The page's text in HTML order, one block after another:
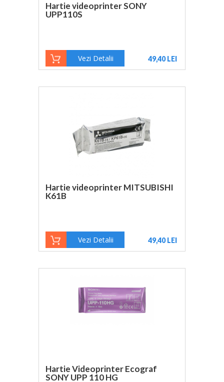
Hartie videoprinter SONY
UPP110S
Vezi Detalii 49,40 LEI
Hartie videoprinter MITSUBISHI
K61B
Vezi Detalii 49,40 LEI
Hartie Videoprinter Ecograf
SONY UPP 110 HG